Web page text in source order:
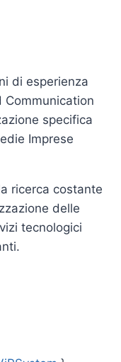
di esperienza
Communication
specifica
Imprese
ricerca costante
delle
tecnologici